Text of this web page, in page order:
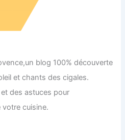
blog 100% découverte
et chants des cigales.
des astuces pour
votre cuisine.